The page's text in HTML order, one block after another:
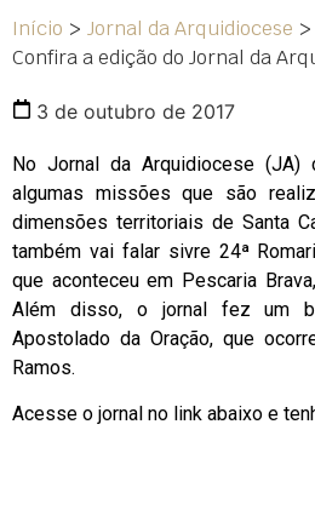
Início > Jornal da Arquidiocese >
Confira a edição do Jornal da
3 de outubro de 2017
No Jornal da Arquidiocese
algumas missões que são
dimensões territoriais de Santa
também vai falar sivre 24ª
que aconteceu em Pescaria
Além disso, o jornal fez um
Apostolado da Oração, que
Ramos.
Acesse o jornal no link abaixo e